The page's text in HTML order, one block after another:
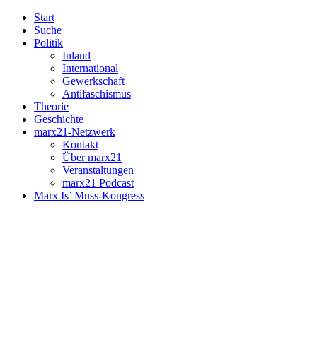
Start
Suche
Politik
Inland
International
Gewerkschaft
Antifaschismus
Theorie
Geschichte
marx21-Netzwerk
Kontakt
Über marx21
Veranstaltungen
marx21 Podcast
Marx Is’ Muss-Kongress